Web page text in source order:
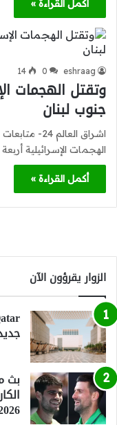
أكمل القراءة »
eshraag
0
14
وتقتل الهجمات
جنوب لبنان
اشراق
الهجمات الإسرائيلية
أكمل القراءة »
الزوار يقرؤون الآن
بث